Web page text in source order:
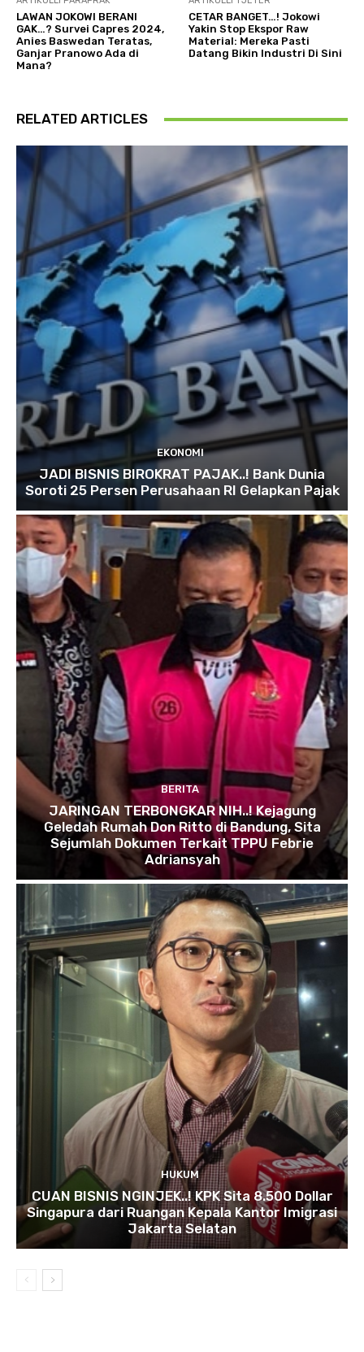
LAWAN JOKOWI BERANI
GAK…? Survei Capres 2024,
Anies Baswedan Teratas,
Ganjar Pranowo Ada di
Mana?
CETAR BANGET…! Jokowi
Yakin Stop Ekspor Raw
Material: Mereka Pasti
Datang Bikin Industri Di Sini
RELATED ARTICLES
EKONOMI
JADI BISNIS BIROKRAT PAJAK..! Bank Dunia
Soroti 25 Persen Perusahaan RI Gelapkan Pajak
BERITA
JARINGAN TERBONGKAR NIH..! Kejagung
Geledah Rumah Don Ritto di Bandung, Sita
Sejumlah Dokumen Terkait TPPU Febrie
Adriansyah
HUKUM
CUAN BISNIS NGINJEK..! KPK Sita 8.500 Dollar
Singapura dari Ruangan Kepala Kantor Imigrasi
Jakarta Selatan